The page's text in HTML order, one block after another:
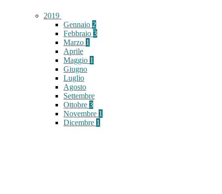
2019
Gennaio 2
Febbraio 3
Marzo 1
Aprile
Maggio 1
Giugno
Luglio
Agosto
Settembre
Ottobre 3
Novembre 1
Dicembre 1